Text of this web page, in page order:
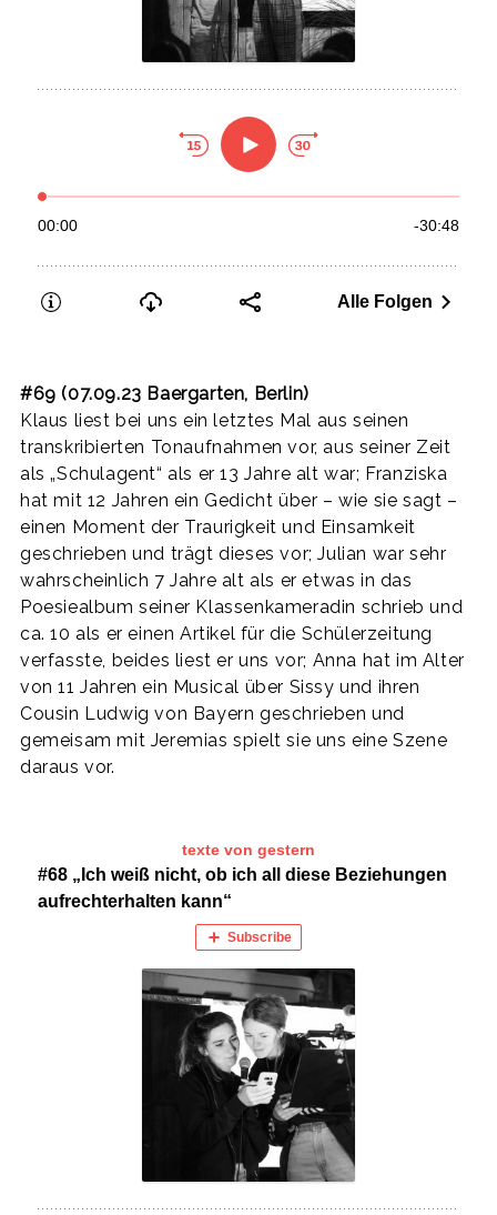
#69 (07.09.23 Baergarten, Berlin)
Klaus liest bei uns ein letztes Mal aus seinen
transkribierten Tonaufnahmen vor, aus seiner Zeit
als „Schulagent“ als er 13 Jahre alt war; Franziska
hat mit 12 Jahren ein Gedicht über – wie sie sagt –
einen Moment der Traurigkeit und Einsamkeit
geschrieben und trägt dieses vor; Julian war sehr
wahrscheinlich 7 Jahre alt als er etwas in das
Poesiealbum seiner Klassenkameradin schrieb und
ca. 10 als er einen Artikel für die Schülerzeitung
verfasste, beides liest er uns vor; Anna hat im Alter
von 11 Jahren ein Musical über Sissy und ihren
Cousin Ludwig von Bayern geschrieben und
gemeisam mit Jeremias spielt sie uns eine Szene
daraus vor.